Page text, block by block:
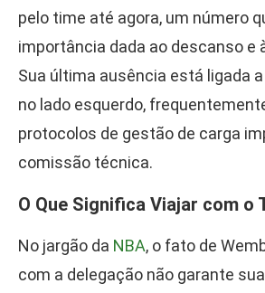
pelo time até agora, um número
importância dada ao descanso e
Sua última ausência está ligada
no lado esquerdo,
protocolos de gestão de carga
comissão técnica.
O Que Significa Viajar com o
No jargão da NBA, o fato de
com a delegação não garante